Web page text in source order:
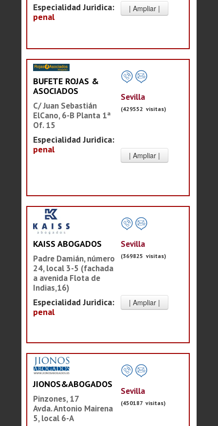
Especialidad Juridica:
penal
BUFETE ROJAS &
ASOCIADOS
C/ Juan Sebastián
ElCano, 6-B Planta 1ª
Of. 15
Especialidad Juridica:
penal
Sevilla
(429552 visitas)
KAISS ABOGADOS
Padre Damián, número
24, local 3-5 (fachada
a avenida Flota de
Indias,16)
Especialidad Juridica:
penal
Sevilla
(369825 visitas)
JIONOS&ABOGADOS
Pinzones, 17
Avda. Antonio Mairena
5, local 6-A
Sevilla
(450187 visitas)